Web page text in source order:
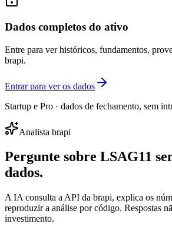
Dados completos do ativo
Entre para ver históricos, fundamentos,
brapi.
Entrar para ver os dados
Startup e Pro · dados de fechamento, sem
Analista brapi
Pergunte sobre LSAG11
dados.
A IA consulta a API da brapi, explica os
reproduzir a análise por código. Respostas
investimento.